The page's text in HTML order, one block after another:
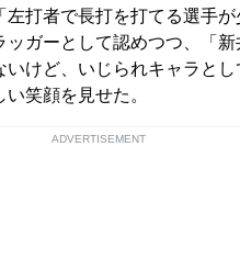
左打者で長打を打てる選手
ッガーとして認めつつ、「新
いけど、いじられキャラとし
笑顔を見せた。
ADVERTISEMENT